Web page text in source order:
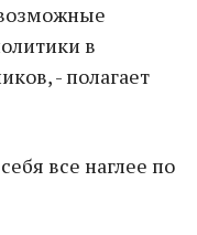
возможные
в
- полагает
все наглее по